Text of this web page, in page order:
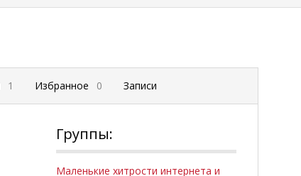
1 Избранное 0 Записи
Группы:
Маленькие хитрости интернета и